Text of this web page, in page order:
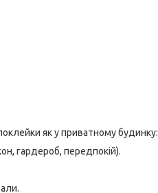
як у приватному будинку:
гардероб, передпокій).